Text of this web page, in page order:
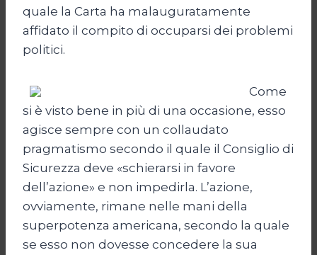
quale la Carta ha malauguratamente
affidato il compito di occuparsi dei problemi
politici.
Come
si è visto bene in più di una occasione, esso
agisce sempre con un collaudato
pragmatismo secondo il quale il Consiglio di
Sicurezza deve «schierarsi in favore
dell’azione» e non impedirla. L’azione,
ovviamente, rimane nelle mani della
superpotenza americana, secondo la quale
se esso non dovesse concedere la sua